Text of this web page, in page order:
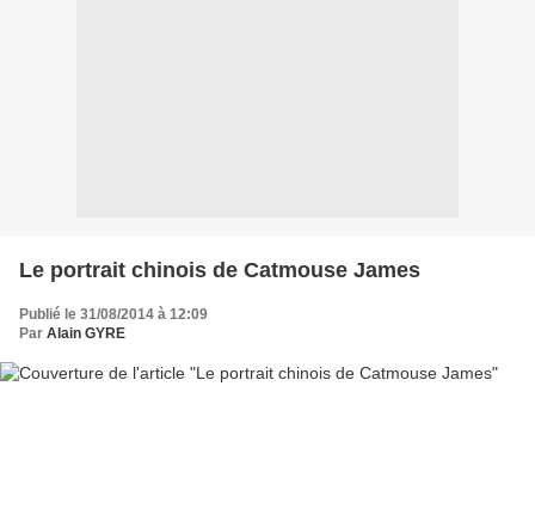
Le portrait chinois de Catmouse James
Publié le 31/08/2014 à 12:09
Par Alain GYRE